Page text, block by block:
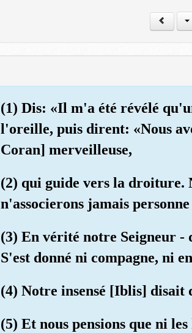
(1) Dis: «Il m'a été révélé
l'oreille, puis dirent: «Nous
Coran] merveilleuse,
(2) qui guide vers la droiture.
n'associerons jamais
(3) En vérité notre Seigneur -
S'est donné ni compagne, ni
(4) Notre insensé [Iblis] disait
(5) Et nous pensions que ni